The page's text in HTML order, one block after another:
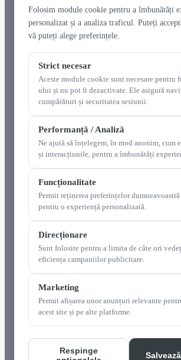
Folosim module cookie pentru a îmbunătăți
personalizat și a analiza traficul. Puteți
vă puteți alege preferințele.
Strict necesar
Aceste module cookie sunt necesare pentru
ului și nu pot fi dezactivate. Ele asigură
cumpărături și securitatea sesiunii.
Performanță / Analiză
Ne ajută să înțelegem, în mod anonim, cum
și interacțiunile, pentru a îmbunătăți
Funcționalitate
Permit reținerea preferințelor
pentru o experiență personalizată.
Direcționare
Sunt folosite pentru a limita de câte ori
eficiența campaniilor publicitare.
Marketing
Permit afișarea unor anunțuri relevante
acest site și pe alte platforme.
Respinge